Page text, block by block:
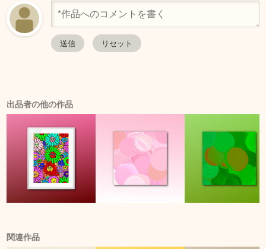
出品者の他の作品
関連作品